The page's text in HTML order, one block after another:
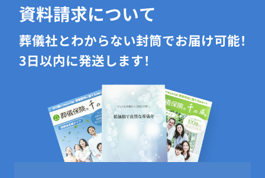
資料請求について
葬儀社とわからない封筒でお届け可能！
3日以内に発送します！